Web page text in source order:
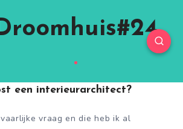
een interieurarchitect?
vraag en die heb ik al